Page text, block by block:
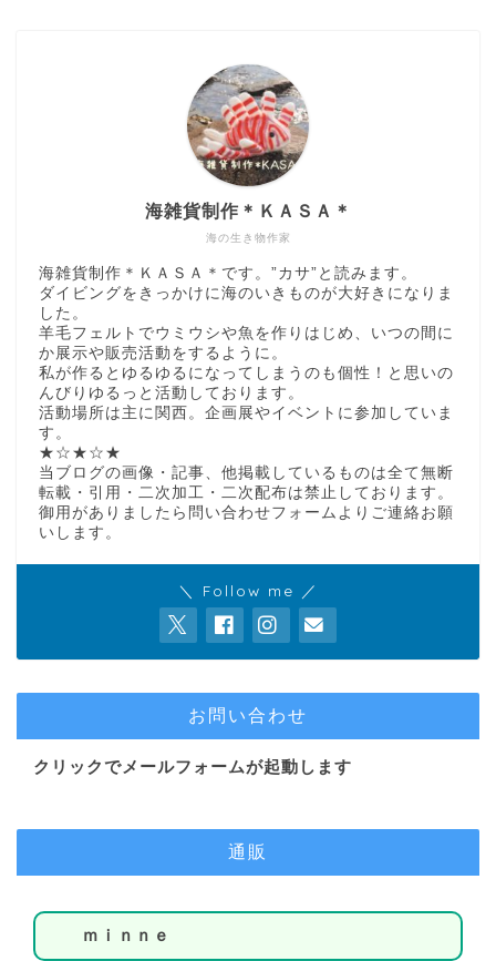
海の生き物作家
海雑貨制作＊ＫＡＳＡ＊
海雑貨制作＊ＫＡＳＡ＊です。”カサ”と読みます。
ダイビングをきっかけに海のいきものが大好きになりま
した。
羊毛フェルトでウミウシや魚を作りはじめ、いつの間に
か展示や販売活動をするように。
私が作るとゆるゆるになってしまうのも個性！と思いの
んびりゆるっと活動しております。
活動場所は主に関西。企画展やイベントに参加していま
す。
★☆★☆★
当ブログの画像・記事、他掲載しているものは全て無断
転載・引用・二次加工・二次配布は禁止しております。
御用がありましたら問い合わせフォームよりご連絡お願
いします。
＼ Follow me ／
お問い合わせ
クリックでメールフォームが起動します
通販
ｍｉｎｎｅ